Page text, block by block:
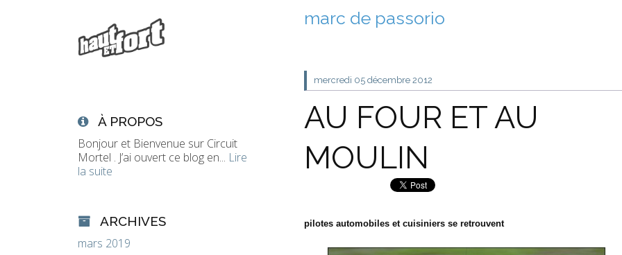
À PROPOS
Bonjour et Bienvenue sur Circuit
Mortel . J’ai ouvert ce blog en... Lire
la suite
ARCHIVES
mars 2019
marc de passorio
mercredi 05 décembre 2012
AU FOUR ET AU
MOULIN
pilotes automobiles et cuisiniers se retrouvent